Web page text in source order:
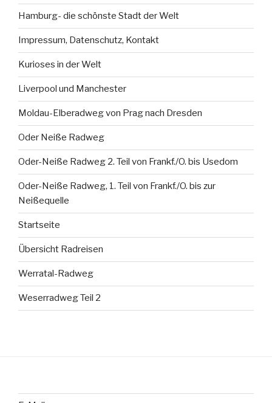
Hamburg- die schönste Stadt der Welt
Impressum, Datenschutz, Kontakt
Kurioses in der Welt
Liverpool und Manchester
Moldau-Elberadweg von Prag nach Dresden
Oder Neiße Radweg
Oder-Neiße Radweg 2. Teil von Frankf./O. bis Usedom
Oder-Neiße Radweg, 1. Teil von Frankf./O. bis zur
Neißequelle
Startseite
Übersicht Radreisen
Werratal-Radweg
Weserradweg Teil 2